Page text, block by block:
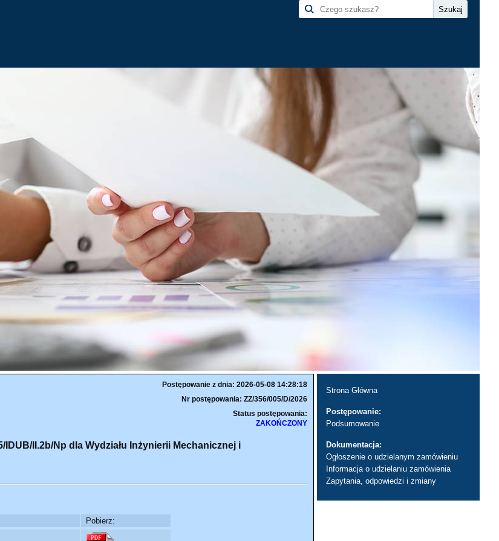
Postępowanie z dnia: 2026-05-08 14:28:18
Nr postępowania: ZZ/356/005/D/2026
Status postępowania:
ZAKOŃCZONY
II.2b/Np dla Wydziału Inżynierii Mechanicznej i
Pobierz:
Strona Główna
Postępowanie:
Podsumowanie
Dokumentacja:
Ogłoszenie o udzielanym zamówieniu
Informacja o udzielaniu zamówienia
Zapytania, odpowiedzi i zmiany